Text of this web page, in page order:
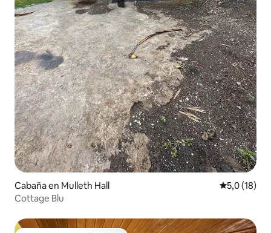
Cabaña en Mulleth Hall Calificación
5,0 (18)
Cottage Blu